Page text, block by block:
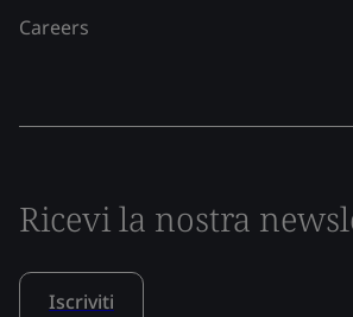
Careers
Ricevi la nostra
Iscriviti